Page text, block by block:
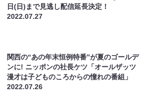
日(日)まで見逃し配信延長決定！
2022.07.27
関西の“あの年末恒例特番”が夏のゴールデ
ンに! ニッポンの社長ケツ「オールザッツ
漫才は子どものころからの憧れの番組」
2022.07.26